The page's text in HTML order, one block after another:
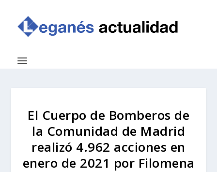
El Cuerpo de Bomberos de
la Comunidad de Madrid
realizó 4.962 acciones en
enero de 2021 por Filomena